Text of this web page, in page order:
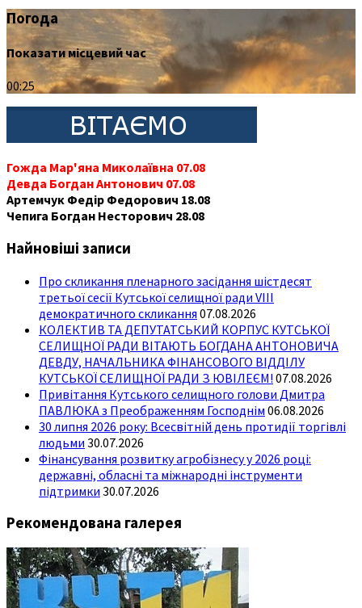
Погода
Показати місцевий час
00:25
Гожда Мар'яна Миколаївна 07.08
Девда Богдан Антонович 07.08
Артемчук Федір Федорович 18.08
Чепига Богдан Несторович 28.08
Найновіші записи
Про скликання пленарного засідання шістдесят
третьої сесії Кутської селищної ради VIII
демократичного скликання 07.08.2026
КОЛЕКТИВ ТА ДЕПУТАТСЬКИЙ КОРПУС КУТСЬКОЇ
СЕЛИЩНОЇ РАДИ ВІТАЮТЬ БОГДАНА АНТОНОВИЧА
ДЕВДУ, НАЧАЛЬНИКА ФІНАНСОВОГО ВІДДІЛУ
КУТСЬКОЇ СЕЛИЩНОЇ РАДИ З ЮВІЛЕЄМ! 07.08.2026
Привітання Кутського селищного голови Дмитра
ПАВЛЮКА з Преображенням Господнім 06.08.2026
30 липня 2026 року: Всесвітній день протидії торгівлі
людьми 30.07.2026
Фінансування розвитку агробізнесу у 2026 році:
державні, обласні та міжнародні інструменти
підтримки 30.07.2026
Рекомендована галерея